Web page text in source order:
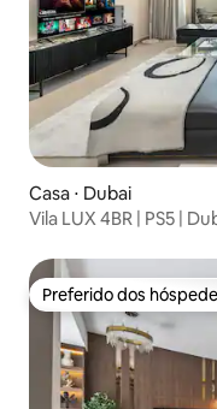
Casa ⋅ Dubai
Vila LUX 4BR | PS5 |
Preferido dos
Preferido dos